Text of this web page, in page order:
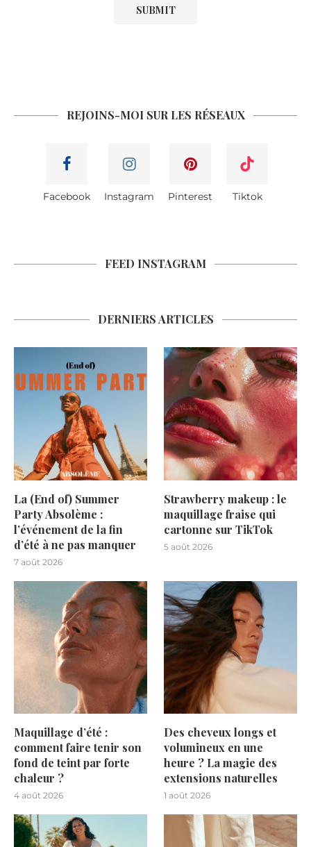
REJOINS-MOI SUR LES RÉSEAUX
Facebook Instagram Pinterest Tiktok
FEED INSTAGRAM
DERNIERS ARTICLES
La (End of) Summer
Party Absolème :
l’événement de la fin
d’été à ne pas manquer
7 août 2026
Strawberry makeup : le
maquillage fraise qui
cartonne sur TikTok
5 août 2026
Maquillage d’été :
comment faire tenir son
fond de teint par forte
chaleur ?
4 août 2026
Des cheveux longs et
volumineux en une
heure ? La magie des
extensions naturelles
1 août 2026